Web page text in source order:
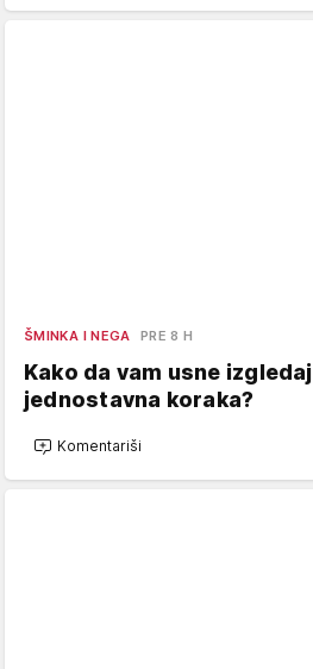
ŠMINKA I NEGA PRE 8 H
Kako da vam usne
jednostavna koraka?
Komentariši